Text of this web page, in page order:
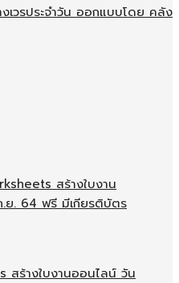
วรประจำวัน ออกแบบโดย คลัง
ร้างใบงานออนไลน์​ วัน